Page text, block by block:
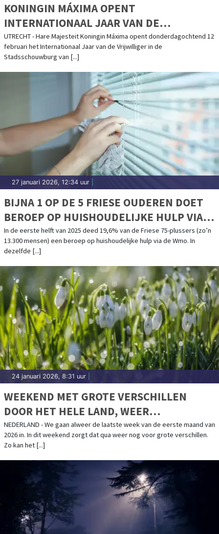
KONINGIN MÁXIMA OPENT
INTERNATIONAAL JAAR VAN DE
VRIJWILLIGER
UTRECHT - Hare Majesteit Koningin Máxima opent donderdagochtend 12
februari het Internationaal Jaar van de Vrijwilliger in de
Stadsschouwburg van [...]
27 januari 2026, 12:34 uur
BIJNA 1 OP DE 5 FRIESE OUDEREN DOET
BEROEP OP HUISHOUDELIJKE HULP VIA
WMO
In de eerste helft van 2025 deed 19,6% van de Friese 75-plussers (zo’n
13.300 mensen) een beroep op huishoudelijke hulp via de Wmo. In
dezelfde [...]
24 januari 2026, 8:31 uur
WEEKEND MET GROTE VERSCHILLEN
DOOR HET HELE LAND, WEER
GELEIDELIJK WAT ZACHTER IN LAATSTE
WEEK JANUARI
NEDERLAND - We gaan alweer de laatste week van de eerste maand van
2026 in. In dit weekend zorgt dat qua weer nog voor grote verschillen.
Zo kan het [...]